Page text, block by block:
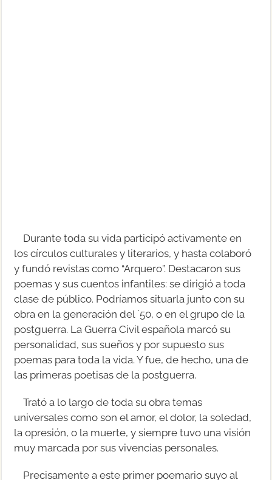
Durante toda su vida participó activamente en
los círculos culturales y literarios, y hasta colaboró
y fundó revistas como “Arquero”. Destacaron sus
poemas y sus cuentos infantiles: se dirigió a toda
clase de público. Podríamos situarla junto con su
obra en la generación del ´50, o en el grupo de la
postguerra. La Guerra Civil española marcó su
personalidad, sus sueños y por supuesto sus
poemas para toda la vida. Y fue, de hecho, una de
las primeras poetisas de la postguerra.
Trató a lo largo de toda su obra temas
universales como son el amor, el dolor, la soledad,
la opresión, o la muerte, y siempre tuvo una visión
muy marcada por sus vivencias personales.
Precisamente a este primer poemario suyo al